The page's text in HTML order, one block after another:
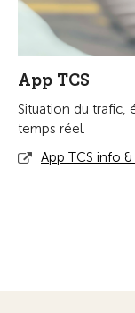
App TCS
Situation du trafic,
temps réel.
App TCS info